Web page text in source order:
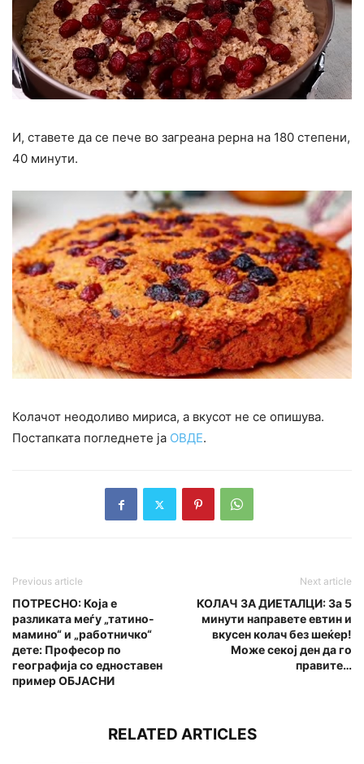
И, ставете да се пече во загреана рерна на 180 степени,
40 минути.
Колачот неодоливо мириса, а вкусот не се опишува.
Постапката погледнете ја ОВДЕ.
Previous article
ПОТРЕСНО: Која е
разликата меѓу „татино-
мамино“ и „работничко“
дете: Професор по
географија со едноставен
пример ОБЈАСНИ
Next article
КОЛАЧ ЗА ДИЕТАЛЦИ: За 5
минути направете евтин и
вкусен колач без шеќер!
Може секој ден да го
правите…
RELATED ARTICLES